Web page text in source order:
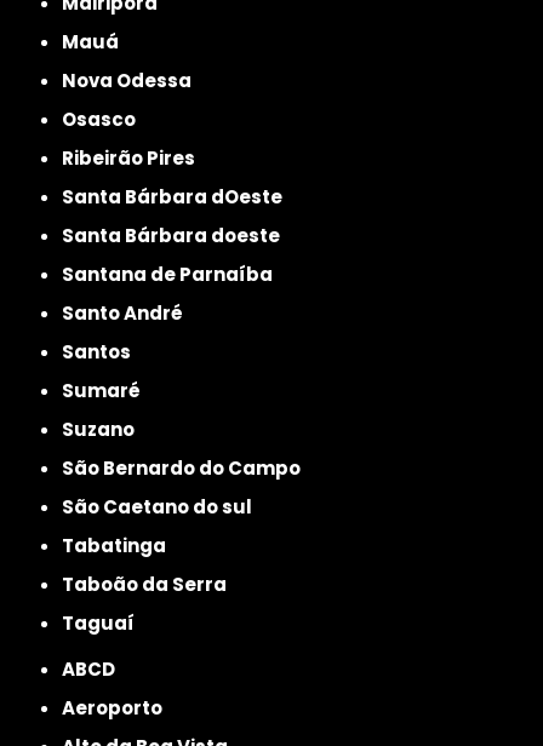
Mauá
Nova Odessa
Osasco
Ribeirão Pires
Santa Bárbara dOeste
Santa Bárbara doeste
Santana de Parnaíba
Santo André
Santos
Sumaré
Suzano
São Bernardo do Campo
São Caetano do sul
Tabatinga
Taboão da Serra
Taguaí
ABCD
Aeroporto